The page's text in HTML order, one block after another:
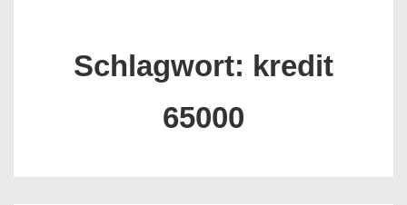
Schlagwort: kredit
65000